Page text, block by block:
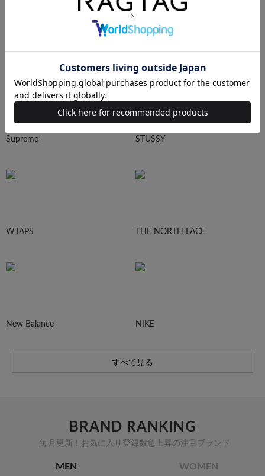
Supreme STUSSY
WTAPS THE NORTH FACE
New Balance NIKE
すべて見る
BRAND RANKING
毎月更新！お気に入り登録数急上昇の注目ブランド
MEN WOMEN